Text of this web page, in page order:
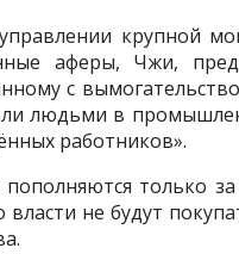
крупной
аферы, Чжи,
с
людьми в
работников».
только
власти не будут